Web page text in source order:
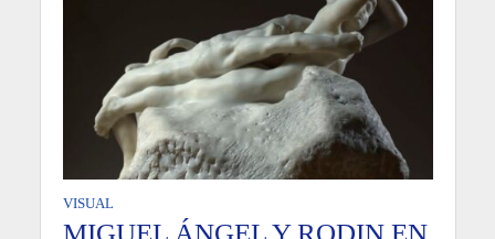
VISUAL
MIGUEL ÁNGEL Y RODIN EN